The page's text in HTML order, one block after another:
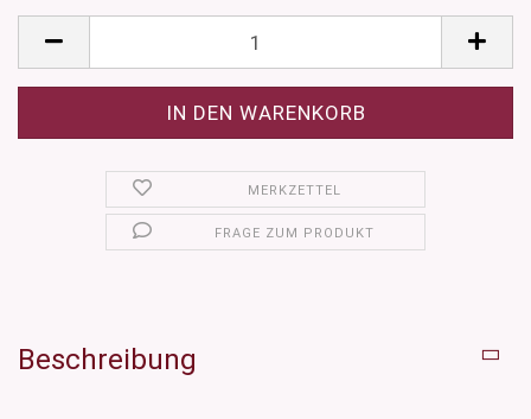
MERKZETTEL
FRAGE ZUM PRODUKT
Beschreibung